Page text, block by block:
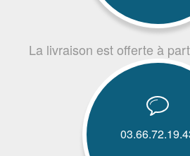
La livraison est offerte à